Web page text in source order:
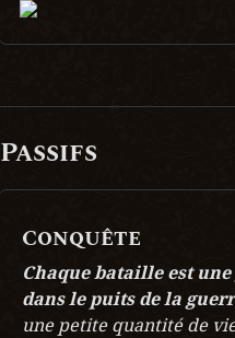
Passifs
Conquête
Chaque bataille est une
dans le puits de la
une petite quantité de